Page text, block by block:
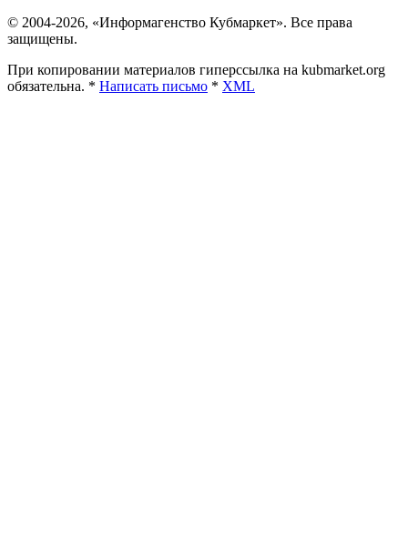
© 2004-2026, «Информагенство Кубмаркет». Все права
защищены.
При копировании материалов гиперссылка на kubmarket.org
обязательна. * Написать письмо * XML